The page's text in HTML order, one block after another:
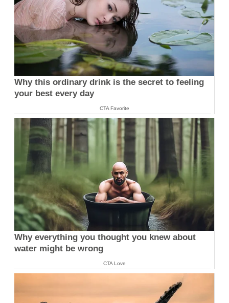
Why this ordinary drink is the secret to feeling
your best every day
CTA Favorite
Why everything you thought you knew about
water might be wrong
CTA Love